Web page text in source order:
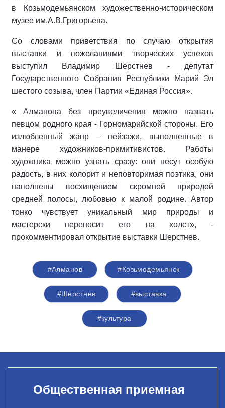
в Козьмодемьянском художественно-историческом
музее им.А.В.Григорьева.
Со словами приветствия по случаю открытия
выставки и пожеланиями творческих успехов
выступил Владимир Шерстнев - депутат
Государственного Собрания Республики Марий Эл
шестого созыва, член Партии «Единая Россия».
« Алманова без преувеличения можно назвать
певцом родного края - Горномарийской стороны. Его
излюбленный жанр – пейзажи, выполненные в
манере художников-примитивистов. Работы
художника можно узнать сразу: они несут особую
радость, в них колорит и неповторимая поэтика, они
наполнены восхищением скромной природой
средней полосы, любовью к малой родине. Автор
тонко чувствует уникальный мир природы и
мастерски переносит его на холст», -
прокомментировал открытие выставки Шерстнев.
#Алманов #Козьмодемьянск
#Шерстнев #выставка
#культура
Общественная приемная